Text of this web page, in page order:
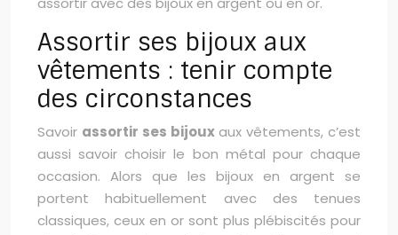
Assortir ses bijoux aux
vêtements : tenir compte
des circonstances
Savoir assortir ses bijouxaux vêtements, c’est
aussi savoir choisir le bon métal pour chaque
occasion. Alors que les bijoux en argent se
portent habituellement avec des tenues
classiques, ceux en or sont plus plébiscités pour